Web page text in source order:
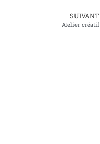
SUIVANT
Atelier créatif